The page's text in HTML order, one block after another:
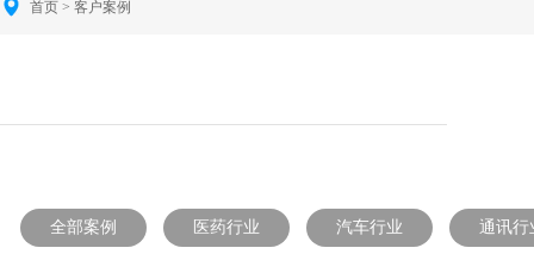
首页 > 客户案例
全部案例 医药行业 汽车行业 通讯行